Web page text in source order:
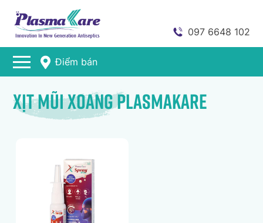
097 6648 102
Điểm bán
Xịt mũi xoang PlasmaKare